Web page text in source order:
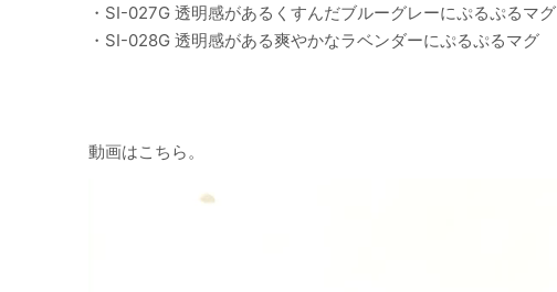
・SI-027G 透明感があるくすんだブルーグレーにぷるぷるマグ
・SI-028G 透明感がある爽やかなラベンダーにぷるぷるマグ
動画はこちら。